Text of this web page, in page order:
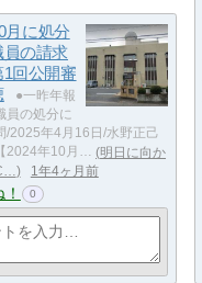
月に処分
員の請求
1回公開審
●一昨年報
員の処分に
/2025年4月16日/水野正己
2024年10月…
明日に向か
1年4ヶ月前
0